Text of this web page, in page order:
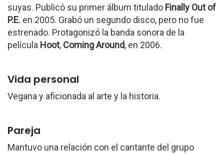
suyas. Publicó su primer álbum titulado Finally Out of
P.E. en 2005. Grabó un segundo disco, pero no fue
estrenado. Protagonizó la banda sonora de la
película Hoot, Coming Around, en 2006.
Vida personal
Vegana y aficionada al arte y la historia.
Pareja
Mantuvo una relación con el cantante del grupo